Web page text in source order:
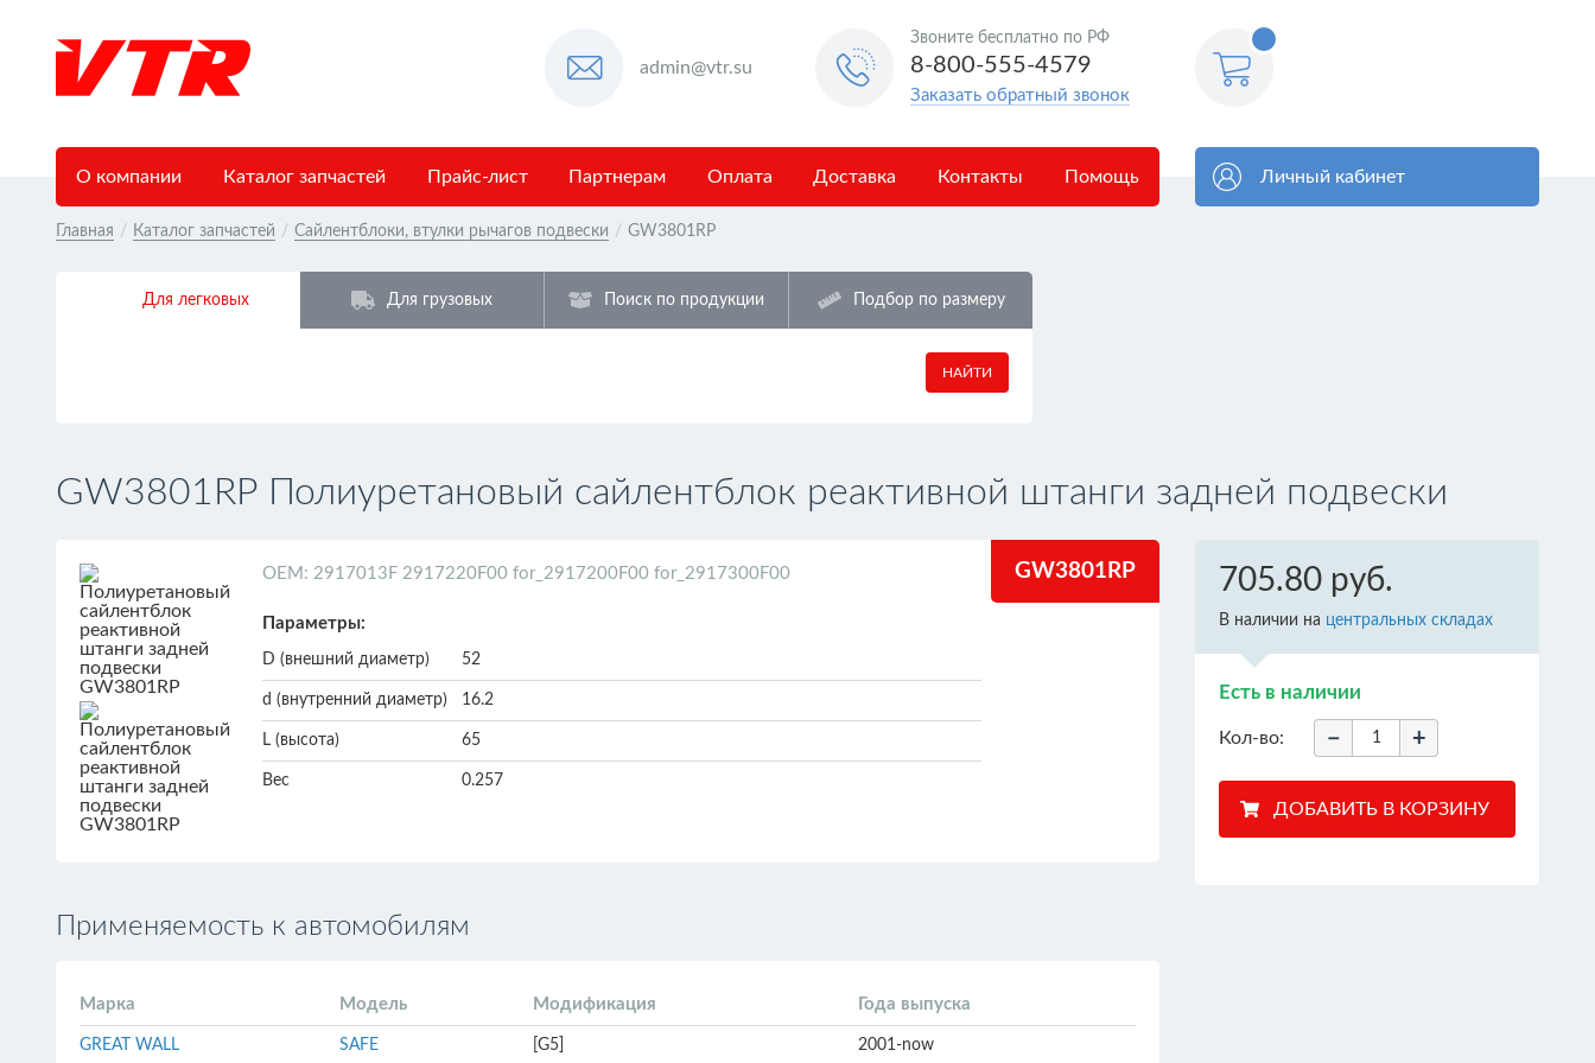
admin@vtr.su
Звоните бесплатно по РФ
8-800-555-4579
Заказать обратный звонок
order.count
|| 0 @>
О компании Каталог запчастей Прайс-лист Партнерам Оплата Доставка Контакты Помощь Личный кабинет
Главная / Каталог запчастей / Сайлентблоки, втулки рычагов подвески / GW3801RP
Для легковых
НАЙТИ
Для грузовых Поиск по продукции Подбор по размеру
GW3801RP Полиуретановый сайлентблок реактивной штанги задней подвески
GW3801RP
ОЕМ: 2917013F 2917220F00 for_2917200F00 for_2917300F00
Параметры:
D (внешний диаметр) 52
d (внутренний диаметр) 16.2
L (высота) 65
Вес 0.257
Применяемость к автомобилям
Марка Модель Модификация Года выпуска
GREAT WALL SAFE [G5] 2001-now
705.80 руб.
В наличии на центральных складах
Есть в наличии
Кол-во: − +